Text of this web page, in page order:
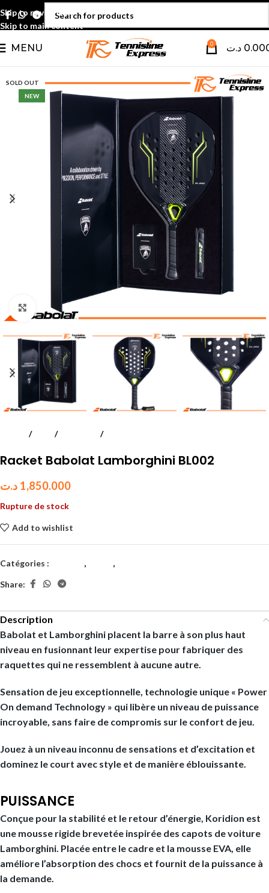
Skip to navigation
Skip to main content
MENU 0 د.ت
SOLD OUT
NEW
Click to enlarge
Padel Raquettes Adultes
Racket Babolat Lamborghini BL002
1,850.000 د.ت
Rupture de stock
Add to wishlist
Catégories : , ,
Share:
Description
Babolat et Lamborghini placent la barre à son plus haut
niveau en fusionnant leur expertise pour fabriquer des
raquettes qui ne ressemblent à aucune autre.
Sensation de jeu exceptionnelle, technologie unique « Power
On demand Technology » qui libère un niveau de puissance
incroyable, sans faire de compromis sur le confort de jeu.
Jouez à un niveau inconnu de sensations et d’excitation et
dominez le court avec style et de manière éblouissante.
PUISSANCE
Conçue pour la stabilité et le retour d’énergie, Koridion est
une mousse rigide brevetée inspirée des capots de voiture
Lamborghini. Placée entre le cadre et la mousse EVA, elle
améliore l’absorption des chocs et fournit de la puissance à
la demande.